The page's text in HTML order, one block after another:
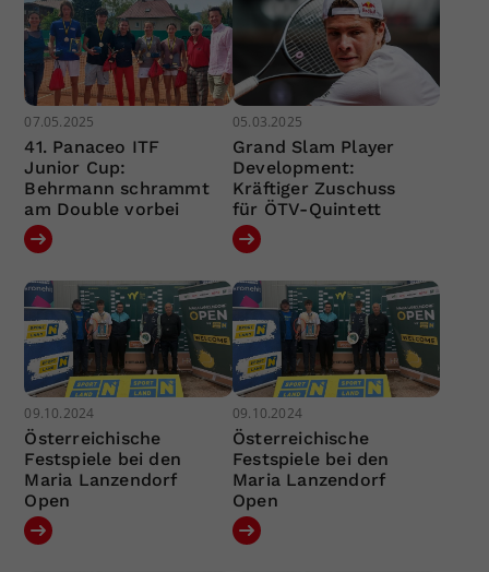
07.05.2025
41. Panaceo ITF
Junior Cup:
Behrmann schrammt
am Double vorbei
05.03.2025
Grand Slam Player
Development:
Kräftiger Zuschuss
für ÖTV-Quintett
09.10.2024
Österreichische
Festspiele bei den
Maria Lanzendorf
Open
09.10.2024
Österreichische
Festspiele bei den
Maria Lanzendorf
Open